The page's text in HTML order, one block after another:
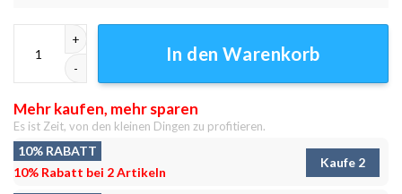
In den Warenkorb
Mehr kaufen, mehr sparen
Es ist Zeit, von den kleinen Dingen zu profitieren.
10% RABATT
10% Rabatt bei 2 Artikeln
Kaufe 2